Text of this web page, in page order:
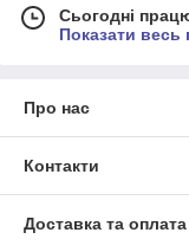
Сьогодні
Показати весь
Про нас
Контакти
Доставка та оплата